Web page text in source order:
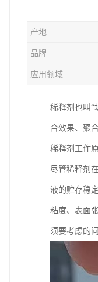
产地
品牌
应用领域
稀释剂也叫“
合效果、聚
稀释剂工作
尽管稀释剂
液的贮存稳
粘度、表面
须要考虑的问